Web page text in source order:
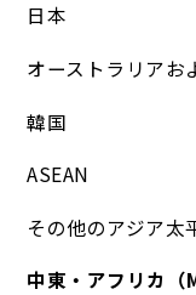
日本
オーストラリアお
韓国
ASEAN
その他のアジア太
中東・アフリカ（